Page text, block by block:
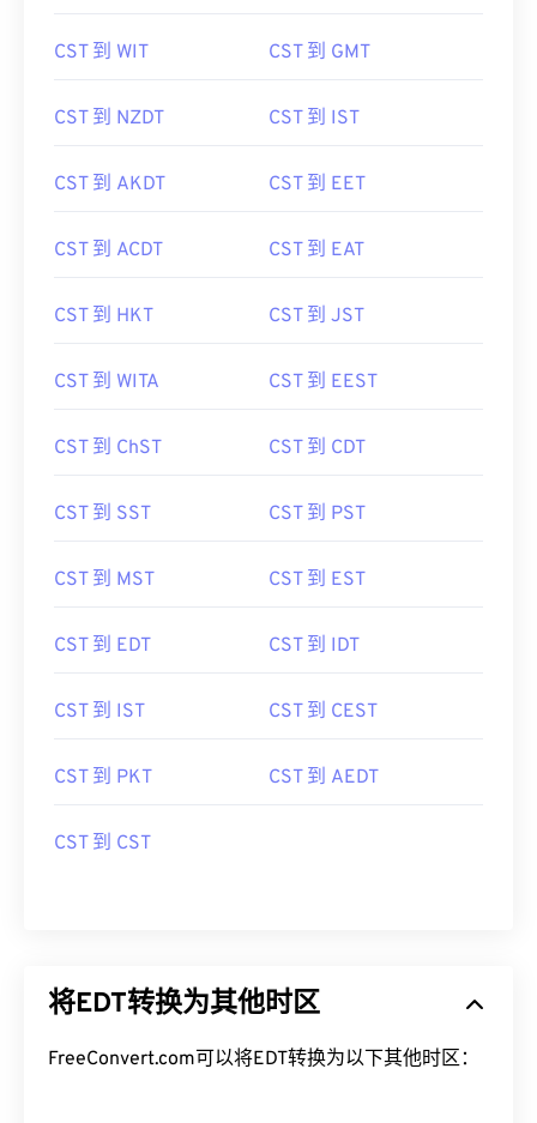
CST 到 WIT CST 到 GMT
CST 到 NZDT CST 到 IST
CST 到 AKDT CST 到 EET
CST 到 ACDT CST 到 EAT
CST 到 HKT CST 到 JST
CST 到 WITA CST 到 EEST
CST 到 ChST CST 到 CDT
CST 到 SST CST 到 PST
CST 到 MST CST 到 EST
CST 到 EDT CST 到 IDT
CST 到 IST CST 到 CEST
CST 到 PKT CST 到 AEDT
CST 到 CST
将EDT转换为其他时区
FreeConvert.com可以将EDT转换为以下其他时区：